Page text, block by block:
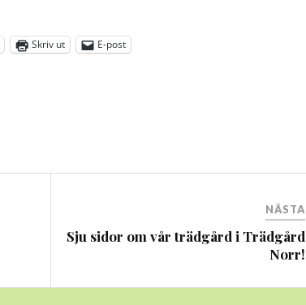
Skriv ut E-post
NÄSTA
Sju sidor om vår trädgård i Trädgård
Norr!